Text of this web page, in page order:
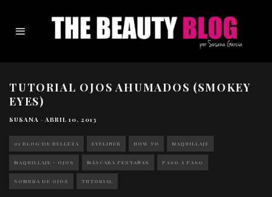
TUTORIAL OJOS AHUMADOS (SMOKEY
EYES)
SUSANA · ABRIL 10, 2013
01 BLOG DE BELLEZA EYELINER HOW TO MAQUILLAJE
MAQUILLAJE - OJOS MÁSCARA PESTAÑAS PASO A PASO
SOMBRA DE OJOS TUTORIAL